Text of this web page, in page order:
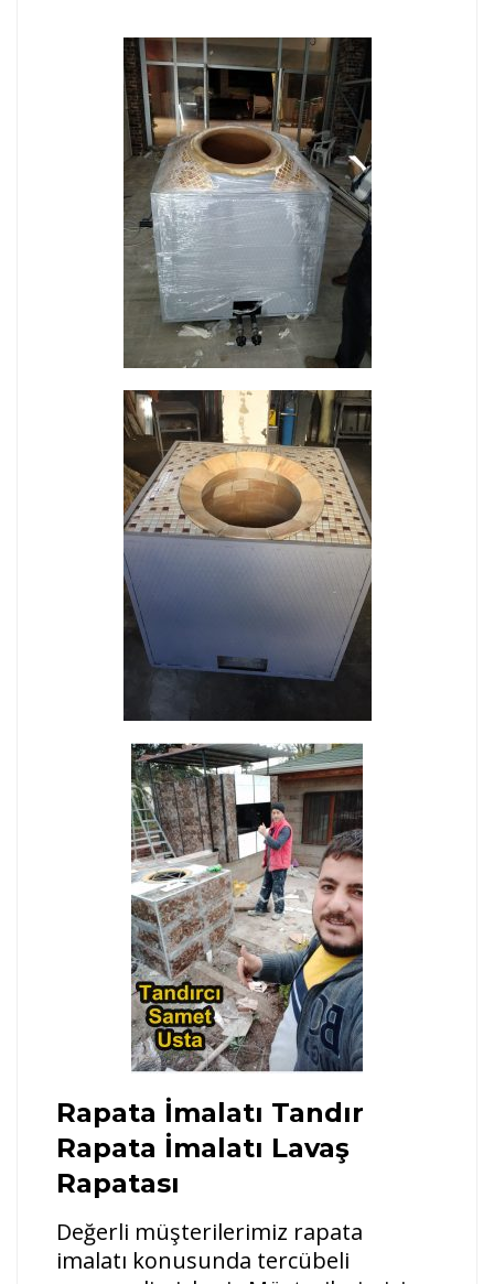
Rapata İmalatı Tandır
Rapata İmalatı Lavaş
Rapatası
Değerli müşterilerimiz rapata
imalatı konusunda tercübeli